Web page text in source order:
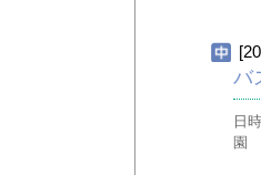
バ
日
園